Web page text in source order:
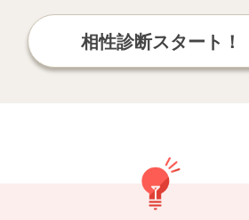
相性診断スタート！